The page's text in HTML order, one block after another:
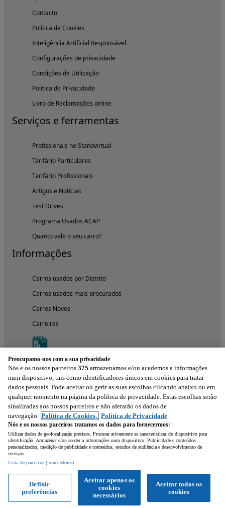
Contacto
Política de Cookies
Inteligência Artificial Responsável
Configurações de privacidade
Condições de Utilização
Política de Privacidade
Livro de Reclamações online
Serviços e ferramentas
Profissionais no Standvirtual
Tarifário Particulares
Tarifário Profissionais
Artigos e Notícias
Test Drives
Programa Usados ACAP
Quanto vale o seu carro?
Informações
Carros usados por Distrito
Carros usados mais procurados
Carros Novos
Carreiras
Experimenta a aplicação
Preocupamo-nos com a sua privacidade
Nós e os nossos parceiros 375 armazenamos e/ou acedemos a informações
num dispositivo, tais como identificadores únicos em cookies para tratar
dados pessoais. Pode aceitar ou gerir as suas escolhas clicando abaixo ou em
qualquer momento na página da política de privacidade. Estas escolhas serão
sinalizadas aos nossos parceiros e não afetarão os dados de
navegação. Política de Cookies, Política de Privacidade
Nós e os nossos parceiros tratamos os dados para fornecermos:
Utilizar dados de geolocalização precisos. Procurar ativamente as características do dispositivo para
identificação. Armazenar e/ou aceder a informações num dispositivo. Publicidade e conteúdos
personalizados, medição de publicidade e conteúdos, estudos de audiência e desenvolvimento de
serviços.
Lista de parceiros (fornecedores)
Aceitar todos os
cookies
Aceitar apenas os
cookies
necessários
Definir
preferências